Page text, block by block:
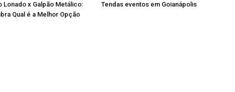
Lonado x Galpão Metálico:
Qual é a Melhor Opção
Tendas eventos em Goianápolis